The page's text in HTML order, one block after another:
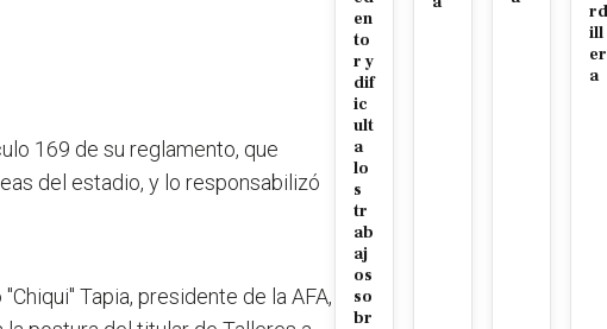
169 de su reglamento, que
del estadio, y lo responsabilizó
Tapia, presidente de la AFA,
en
to
r y
dif
ic
ult
a
lo
s
tr
ab
aj
os
so
br
rd
ill
er
a